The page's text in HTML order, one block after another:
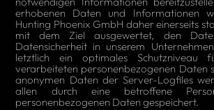
erhobenen Daten und Informationen
Hunting Phoenix GmbH daher einerseits
mit dem Ziel ausgewertet, den
Datensicherheit in unserem
letztlich ein optimales
verarbeiteten personenbezogenen Daten
anonymen Daten der Server-Logfiles
allen durch eine betroffene
personenbezogenen Daten gespeichert.